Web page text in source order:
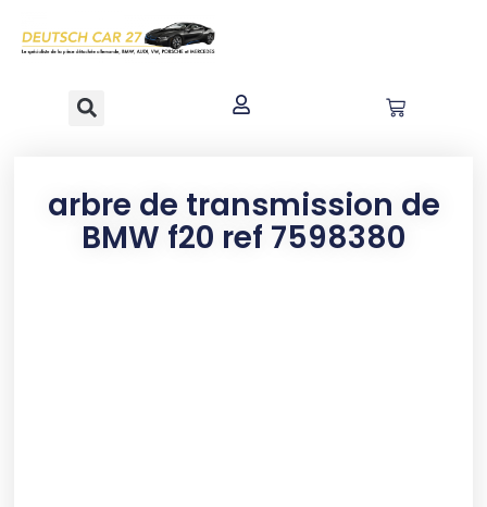
principal
arbre de transmission de
BMW f20 ref 7598380